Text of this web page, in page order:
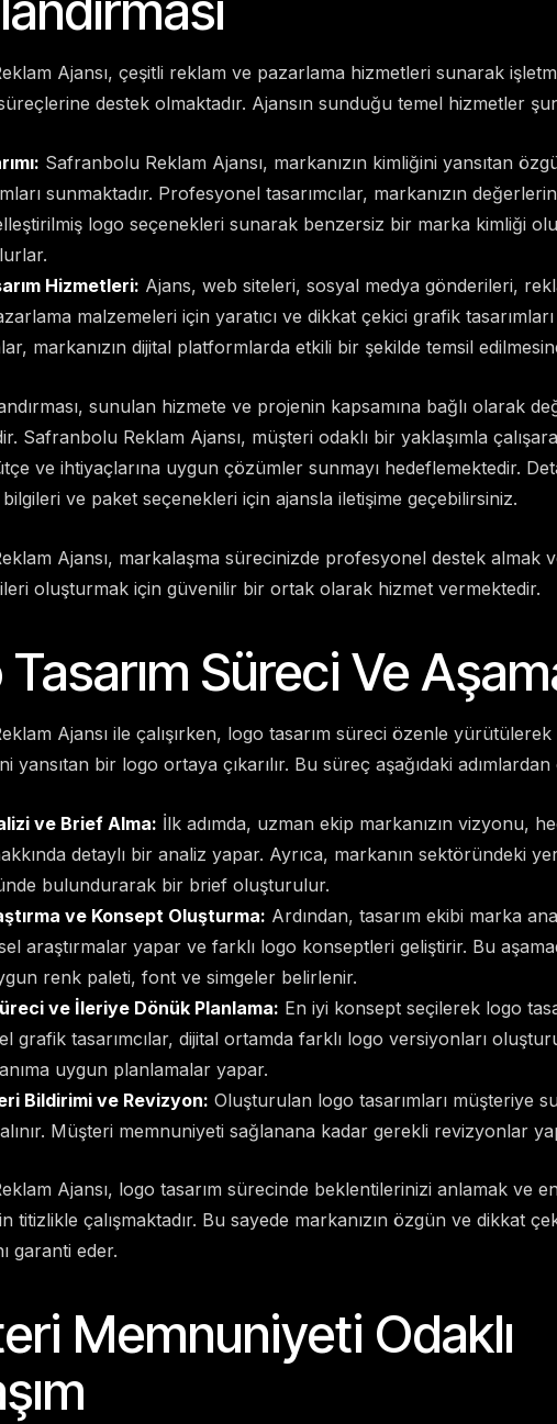
Ajansı, çeşitli reklam ve pazarlama hizmetleri sunarak
destek olmaktadır. Ajansın sunduğu temel hizmetler
Safranbolu Reklam Ajansı, markanızın kimliğini yansıtan
sunmaktadır. Profesyonel tasarımcılar, markanızın
logo seçenekleri sunarak benzersiz bir marka kimliği
Hizmetleri: Ajans, web siteleri, sosyal medya gönderileri,
malzemeleri için yaratıcı ve dikkat çekici grafik tasarımları
markanızın dijital platformlarda etkili bir şekilde temsil
sunulan hizmete ve projenin kapsamına bağlı olarak
Safranbolu Reklam Ajansı, müşteri odaklı bir yaklaşımla
ve ihtiyaçlarına uygun çözümler sunmayı hedeflemektedir.
ve paket seçenekleri için ajansla iletişime geçebilirsiniz.
Ajansı, markalaşma sürecinizde profesyonel destek almak
oluşturmak için güvenilir bir ortak olarak hizmet vermektedir.
Süreci Ve
Ajansı ile çalışırken, logo tasarım süreci özenle yürütülerek
yansıtan bir logo ortaya çıkarılır. Bu süreç aşağıdaki
ve Brief Alma: İlk adımda, uzman ekip markanızın vizyonu,
detaylı bir analiz yapar. Ayrıca, markanın sektöründeki
bulundurarak bir brief oluşturulur.
ve Konsept Oluşturma: Ardından, tasarım ekibi marka
araştırmalar yapar ve farklı logo konseptleri geliştirir. Bu
renk paleti, font ve simgeler belirlenir.
ve İleriye Dönük Planlama: En iyi konsept seçilerek logo
grafik tasarımcılar, dijital ortamda farklı logo versiyonları
uygun planlamalar yapar.
Bildirimi ve Revizyon: Oluşturulan logo tasarımları müşteriye
Müşteri memnuniyeti sağlanana kadar gerekli revizyonlar
Ajansı, logo tasarım sürecinde beklentilerinizi anlamak ve
titizlikle çalışmaktadır. Bu sayede markanızın özgün ve dikkat
garanti eder.
Memnuniyeti Odaklı